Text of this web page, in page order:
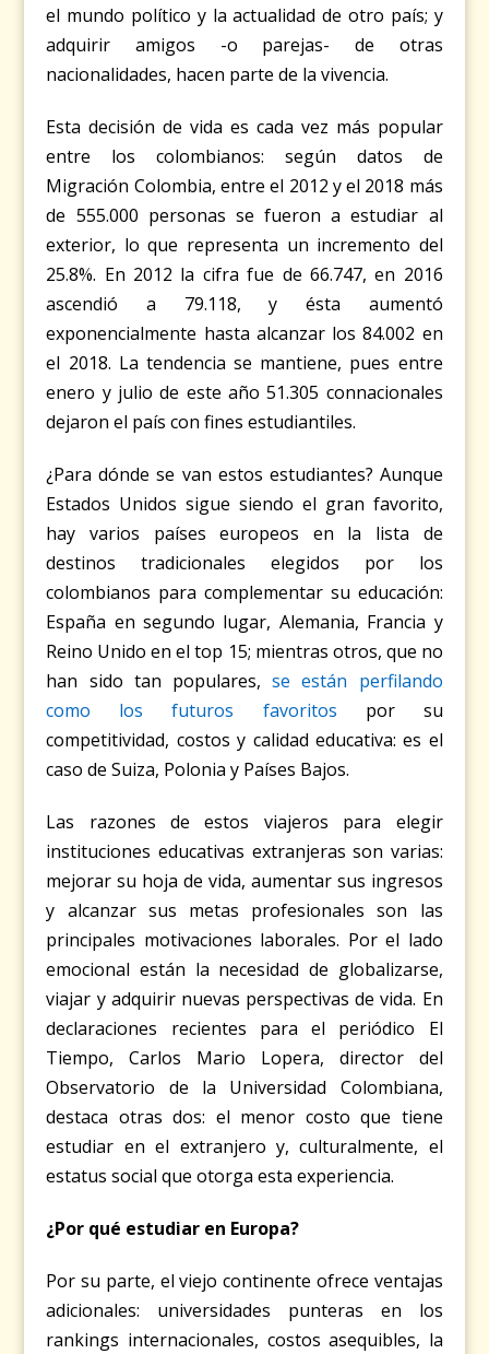
el mundo político y la actualidad de otro país; y
adquirir amigos -o parejas- de otras
nacionalidades, hacen parte de la vivencia.
Esta decisión de vida es cada vez más popular
entre los colombianos: según datos de
Migración Colombia, entre el 2012 y el 2018 más
de 555.000 personas se fueron a estudiar al
exterior, lo que representa un incremento del
25.8%. En 2012 la cifra fue de 66.747, en 2016
ascendió a 79.118, y ésta aumentó
exponencialmente hasta alcanzar los 84.002 en
el 2018. La tendencia se mantiene, pues entre
enero y julio de este año 51.305 connacionales
dejaron el país con fines estudiantiles.
¿Para dónde se van estos estudiantes? Aunque
Estados Unidos sigue siendo el gran favorito,
hay varios países europeos en la lista de
destinos tradicionales elegidos por los
colombianos para complementar su educación:
España en segundo lugar, Alemania, Francia y
Reino Unido en el top 15; mientras otros, que no
han sido tan populares,se están perfilando
como los futuros favoritos por su
competitividad, costos y calidad educativa: es el
caso de Suiza, Polonia y Países Bajos.
Las razones de estos viajeros para elegir
instituciones educativas extranjeras son varias:
mejorar su hoja de vida, aumentar sus ingresos
y alcanzar sus metas profesionales son las
principales motivaciones laborales. Por el lado
emocional están la necesidad de globalizarse,
viajar y adquirir nuevas perspectivas de vida. En
declaraciones recientes para el periódico El
Tiempo, Carlos Mario Lopera, director del
Observatorio de la Universidad Colombiana,
destaca otras dos: el menor costo que tiene
estudiar en el extranjero y, culturalmente, el
estatus social que otorga esta experiencia.
¿Por qué estudiar en Europa?
Por su parte, el viejo continente ofrece ventajas
adicionales: universidades punteras en los
rankings internacionales, costos asequibles, la